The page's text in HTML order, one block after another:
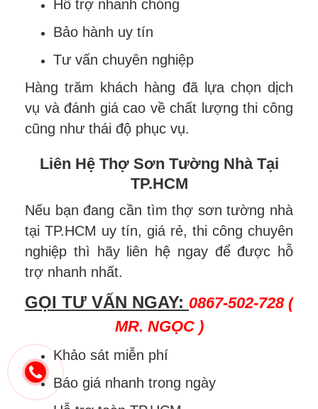
Hỗ trợ nhanh chóng
Bảo hành uy tín
Tư vấn chuyên nghiệp
Hàng trăm khách hàng đã lựa chọn dịch
vụ và đánh giá cao về chất lượng thi công
cũng như thái độ phục vụ.
Liên Hệ Thợ Sơn Tường Nhà Tại
TP.HCM
Nếu bạn đang cần tìm thợ sơn tường nhà
tại TP.HCM uy tín, giá rẻ, thi công chuyên
nghiệp thì hãy liên hệ ngay để được hỗ
trợ nhanh nhất.
GỌI TƯ VẤN NGAY: 0867-502-728 (
MR. NGỌC )
Khảo sát miễn phí
Báo giá nhanh trong ngày